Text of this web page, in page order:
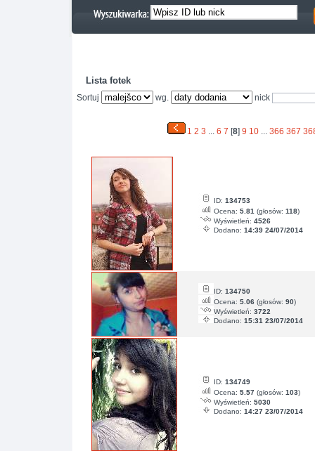
Lista fotek
Sortuj wg. nick
1 2 3 ...6 7 [8]9 10 ...366 367
ID: 134753
Ocena: 5.81 (głosów: 118)
Wyświetleń: 4526
Dodano: 14:39 24/07/2014
ID: 134750
Ocena: 5.06 (głosów: 90)
Wyświetleń: 3722
Dodano: 15:31 23/07/2014
ID: 134749
Ocena: 5.57 (głosów: 103)
Wyświetleń: 5030
Dodano: 14:27 23/07/2014